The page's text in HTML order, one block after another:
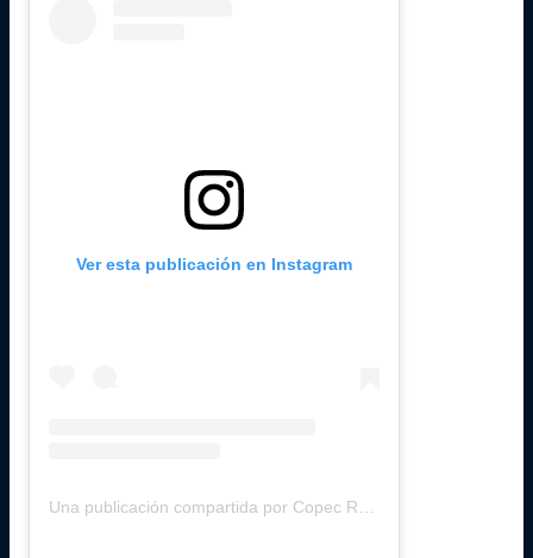
Ver esta publicación en Instagram